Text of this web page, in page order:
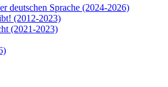
deutschen Sprache (2024-2026)
(2012-2023)
(2021-2023)